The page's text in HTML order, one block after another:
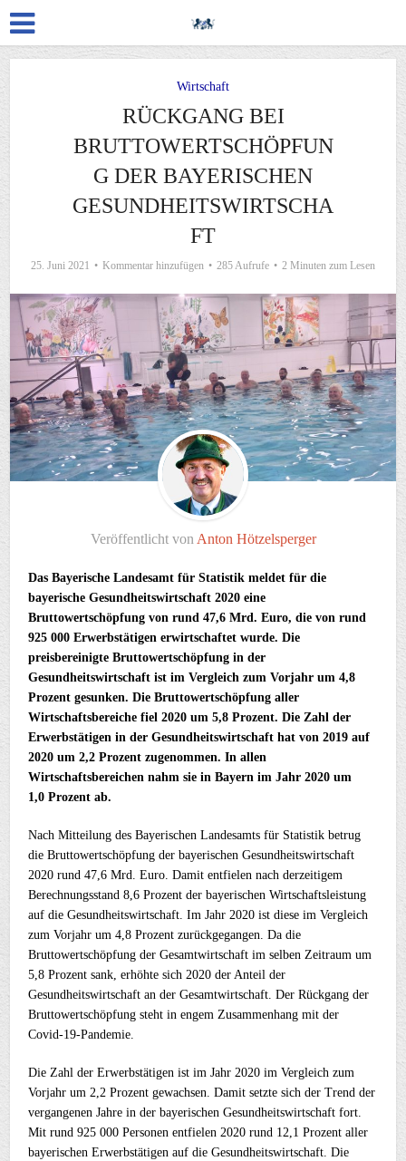
Wirtschaft
RÜCKGANG BEI
BRUTTOWERTSCHÖPFUN
G DER BAYERISCHEN
GESUNDHEITSWIRTSCHA
FT
25. Juni 2021 Kommentar hinzufügen 285 Aufrufe 2 Minuten zum Lesen
Veröffentlicht von Anton Hötzelsperger
Das Bayerische Landesamt für Statistik meldet für die
bayerische Gesundheitswirtschaft 2020 eine
Bruttowertschöpfung von rund 47,6 Mrd. Euro, die von rund
925 000 Erwerbstätigen erwirtschaftet wurde. Die
preisbereinigte Bruttowertschöpfung in der
Gesundheitswirtschaft ist im Vergleich zum Vorjahr um 4,8
Prozent gesunken. Die Bruttowertschöpfung aller
Wirtschaftsbereiche fiel 2020 um 5,8 Prozent. Die Zahl der
Erwerbstätigen in der Gesundheitswirtschaft hat von 2019 auf
2020 um 2,2 Prozent zugenommen. In allen
Wirtschaftsbereichen nahm sie in Bayern im Jahr 2020 um
1,0 Prozent ab.
Nach Mitteilung des Bayerischen Landesamts für Statistik betrug
die Bruttowertschöpfung der bayerischen Gesundheitswirtschaft
2020 rund 47,6 Mrd. Euro. Damit entfielen nach derzeitigem
Berechnungsstand 8,6 Prozent der bayerischen Wirtschaftsleistung
auf die Gesundheitswirtschaft. Im Jahr 2020 ist diese im Vergleich
zum Vorjahr um 4,8 Prozent zurückgegangen. Da die
Bruttowertschöpfung der Gesamtwirtschaft im selben Zeitraum um
5,8 Prozent sank, erhöhte sich 2020 der Anteil der
Gesundheitswirtschaft an der Gesamtwirtschaft. Der Rückgang der
Bruttowertschöpfung steht in engem Zusammenhang mit der
Covid-19-Pandemie.
Die Zahl der Erwerbstätigen ist im Jahr 2020 im Vergleich zum
Vorjahr um 2,2 Prozent gewachsen. Damit setzte sich der Trend der
vergangenen Jahre in der bayerischen Gesundheitswirtschaft fort.
Mit rund 925 000 Personen entfielen 2020 rund 12,1 Prozent aller
bayerischen Erwerbstätigen auf die Gesundheitswirtschaft. Die